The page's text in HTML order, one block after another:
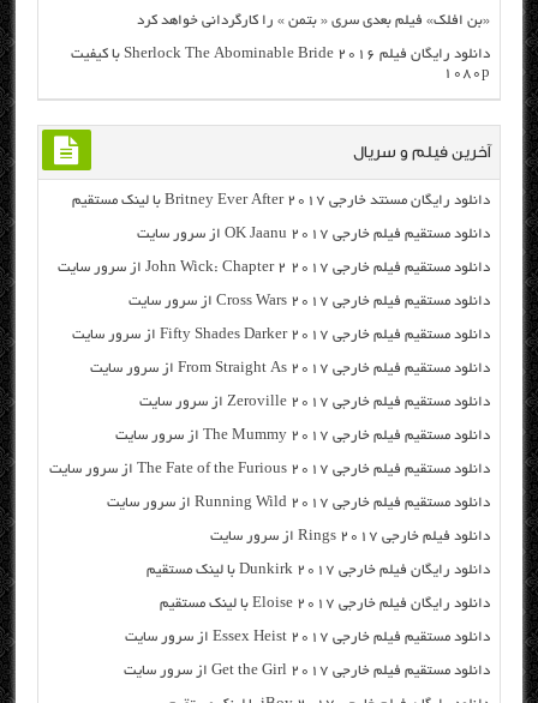
«بن افلک» فیلم بعدی سری « بتمن » را کارگردانی خواهد کرد
دانلود رایگان فیلم Sherlock The Abominable Bride 2016 با کیفیت
۱۰۸۰p
آخرین فیلم و سریال
دانلود رایگان مسنتد خارجی Britney Ever After 2017 با لینک مستقیم
دانلود مستقیم فیلم خارجی OK Jaanu 2017 از سرور سایت
دانلود مستقیم فیلم خارجی John Wick: Chapter 2 2017 از سرور سایت
دانلود مستقیم فیلم خارجی Cross Wars 2017 از سرور سایت
دانلود مستقیم فیلم خارجی Fifty Shades Darker 2017 از سرور سایت
دانلود مستقیم فیلم خارجی From Straight As 2017 از سرور سایت
دانلود مستقیم فیلم خارجی Zeroville 2017 از سرور سایت
دانلود مستقیم فیلم خارجی The Mummy 2017 از سرور سایت
دانلود مستقیم فیلم خارجی The Fate of the Furious 2017 از سرور سایت
دانلود مستقیم فیلم خارجی Running Wild 2017 از سرور سایت
دانلود فیلم خارجی Rings 2017 از سرور سایت
دانلود رایگان فیلم خارجی Dunkirk 2017 با لینک مستقیم
دانلود رایگان فیلم خارجی Eloise 2017 با لینک مستقیم
دانلود مستقیم فیلم خارجی Essex Heist 2017 از سرور سایت
دانلود مستقیم فیلم خارجی Get the Girl 2017 از سرور سایت